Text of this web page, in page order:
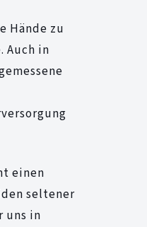
Hände zu
Auch in
einen
seltener
uns in